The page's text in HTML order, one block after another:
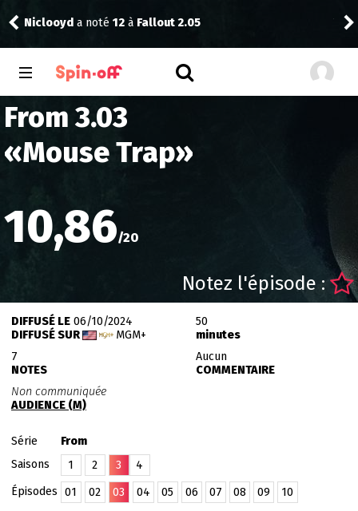
Niclooyd a noté 12 à Fallout 2.05
From 3.03
«Mouse Trap»
10,86/20
Notez l'épisode :
DIFFUSÉ LE06/10/2024
DIFFUSÉ SUR
MGM+
50
minutes
7
NOTES
Aucun
COMMENTAIRE
Non communiquée
AUDIENCE (M)
Série
From
Saisons
1 2 3
4
Épisodes
01 02 03 04 05 06 07 08 09 10